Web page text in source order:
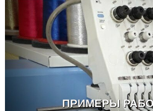
ПРИМЕРЫ